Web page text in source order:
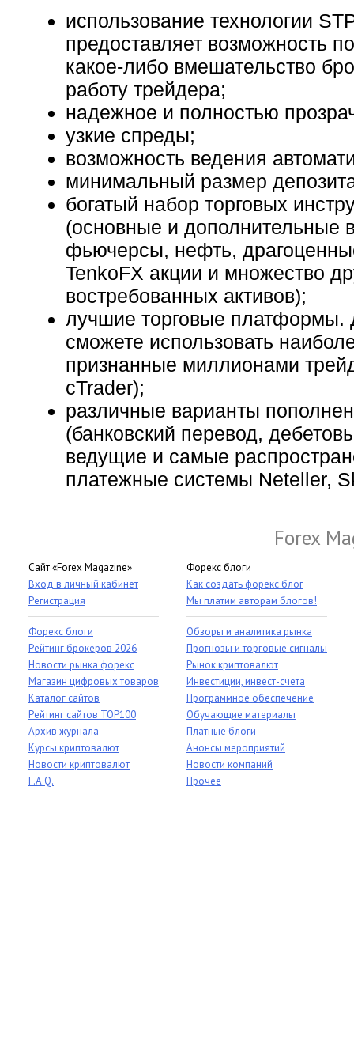
использование технологии
предоставляет возможность
какое-либо вмешательство
работу трейдера;
надежное и полностью
узкие спреды;
возможность ведения
минимальный размер
богатый набор торговых
(основные и дополнительные
фьючерсы, нефть,
TenkoFX акции и множество
востребованных активов);
лучшие торговые
сможете использовать
признанные миллионами
cTrader);
различные варианты
(банковский перевод,
ведущие и самые
платежные системы Neteller,
Forex
Сайт «Forex Magazine»
Вход в личный кабинет
Регистрация
Форекс блоги
Рейтинг брокеров 2026
Новости рынка форекс
Магазин цифровых товаров
Каталог сайтов
Рейтинг сайтов TOP100
Архив журнала
Курсы криптовалют
Новости криптовалют
F.A.Q.
Форекс блоги
Как создать форекс блог
Мы платим авторам блогов!
Обзоры и аналитика рынка
Прогнозы и торговые сигналы
Рынок криптовалют
Инвестиции, инвест-счета
Программное обеспечение
Обучающие материалы
Платные блоги
Анонсы мероприятий
Новости компаний
Прочее